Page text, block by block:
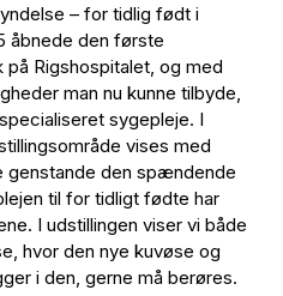
– for tidlig født i
åbnede den første
på Rigshospitalet, og med
man nu kunne tilbyde,
sygepleje. I
vises med
genstande den spændende
til for tidligt fødte har
I udstillingen viser vi både
hvor den nye kuvøse og
i den, gerne må berøres.